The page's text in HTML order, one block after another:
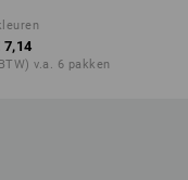
7,14
v.a. 6 pakken